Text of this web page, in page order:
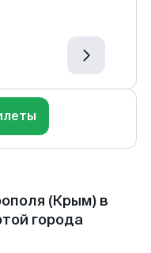
(Крым) в
города